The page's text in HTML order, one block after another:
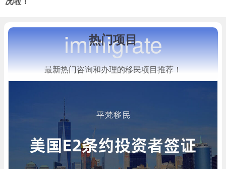
热门项目
immigrate
最新热门咨询和办理的移民项目推荐！